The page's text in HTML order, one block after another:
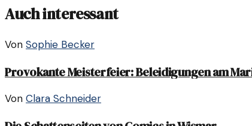
Auch interessant
Von Sophie Becker
Provokante Meisterfeier: Beleidigungen am
Von Clara Schneider